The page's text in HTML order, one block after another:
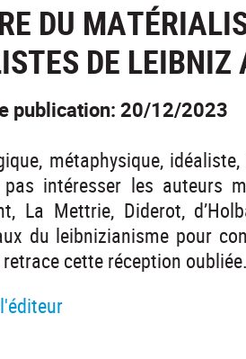
DU
DE
publication: 20/12/2023
métaphysique,
pas intéresser les auteurs
La Mettrie, Diderot,
du leibnizianisme pour
retrace cette réception oubliée.